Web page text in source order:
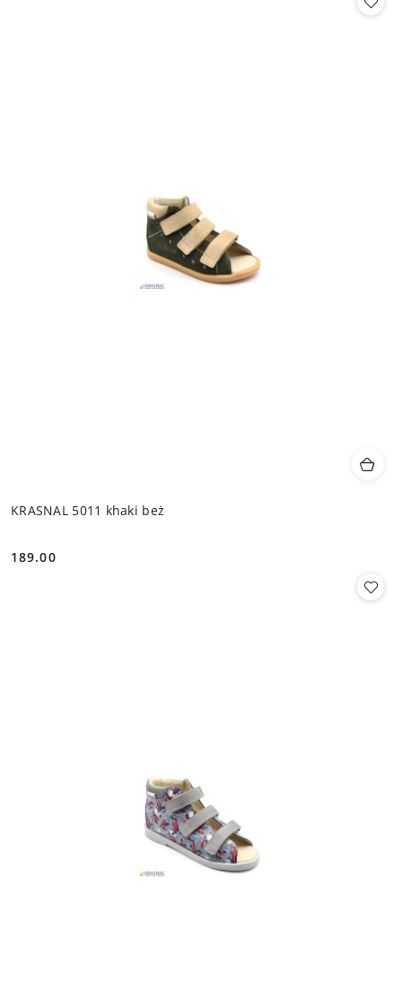
KRASNAL 5011 khaki beż
Cena:
189.00